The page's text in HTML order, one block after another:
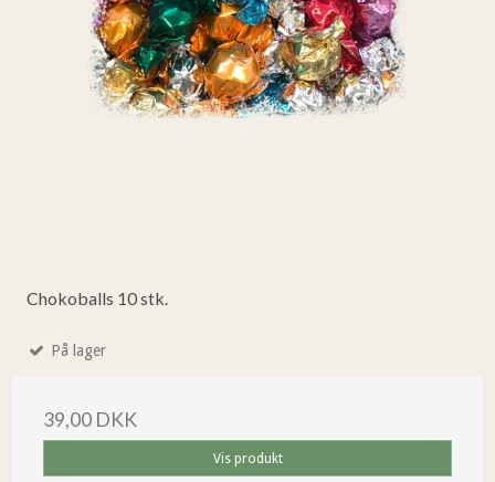
Chokoballs 10 stk.
På lager
39,00 DKK
Vis produkt